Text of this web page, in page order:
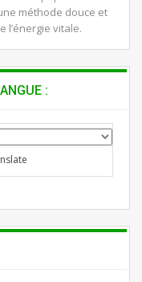
méthode douce et
l’énergie vitale.
: